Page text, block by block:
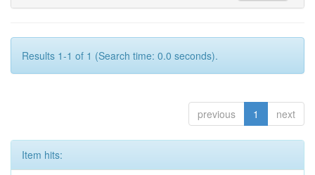
Results 1-1 of 1 (Search time: 0.0 seconds).
previous 1 next
Item hits: